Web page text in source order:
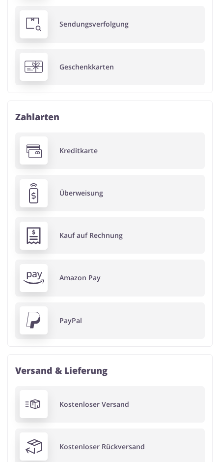
Sendungsverfolgung
Geschenkkarten
Zahlarten
Kreditkarte
Überweisung
Kauf auf Rechnung
Amazon Pay
PayPal
Versand & Lieferung
Kostenloser Versand
Kostenloser Rückversand